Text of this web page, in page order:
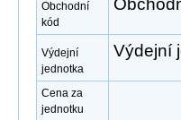
Obchodní
kód
Výdejní
jednotka
Výdejní
Cena za
jednotku